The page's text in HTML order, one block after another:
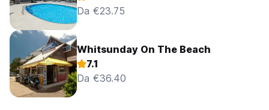
Da €23.75
Whitsunday On The Beach
7.1
Da €36.40